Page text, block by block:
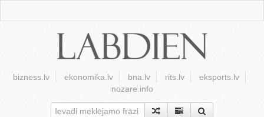
bizness.lv ekonomika.lv bna.lv rits.lv
eksports.lv
nozare.info